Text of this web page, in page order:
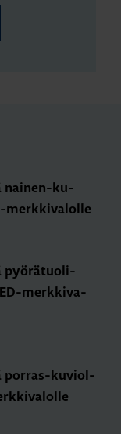
nai­nen-ku­
merk­ki­va­lol­le
pyö­rä­tuo­li-
merk­ki­va­
por­ras-ku­viol­